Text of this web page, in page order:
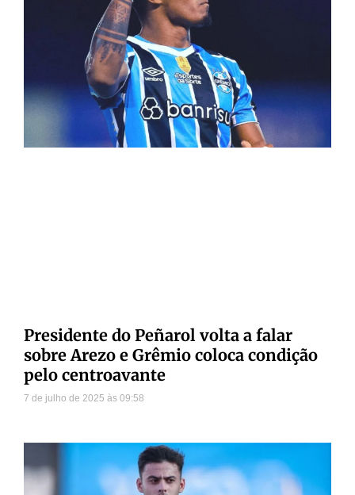
Presidente do Peñarol volta a falar
sobre Arezo e Grêmio coloca condição
pelo centroavante
7 de julho de 2025 09:58